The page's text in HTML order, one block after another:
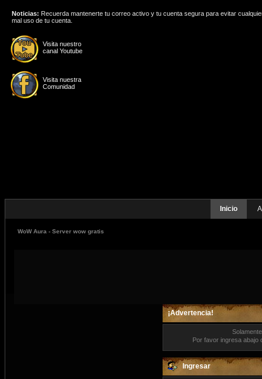
Visita nuestro
canal Youtube
Visita nuestra
Comunidad
Noticias: Recuerda mantenerte tu correo activo y tu cuenta segura para evitar
mal uso de tu cuenta.
Inicio
WoW Aura - Server wow gratis
¡Advertencia!
Por favor ingresa abajo
Ingresar